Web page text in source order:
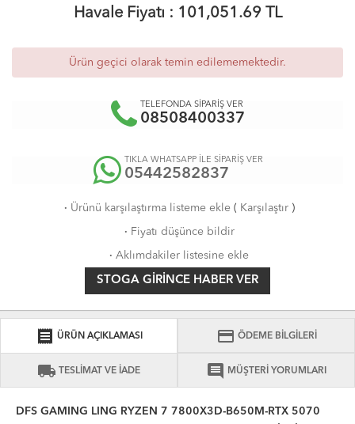
Havale Fiyatı : 101,051.69TL
Ürün geçici olarak temin edilememektedir.
TELEFONDA SİPARİŞ VER
08508400337
TIKLA WHATSAPP İLE SİPARİŞ VER
05442582837
· Ürünü karşılaştırma listeme ekle( Karşılaştır)
· Fiyatı düşünce bildir
· Aklımdakiler listesine ekle
STOGA GIRINCE HABER VER
receipt ÜRÜN AÇIKLAMASI credit_card ÖDEME BİLGİLERİ
local_shipping TESLİMAT VE İADE comment MÜŞTERİ YORUMLARI
DFS GAMING LING RYZEN 7 7800X3D-B650M-RTX 5070